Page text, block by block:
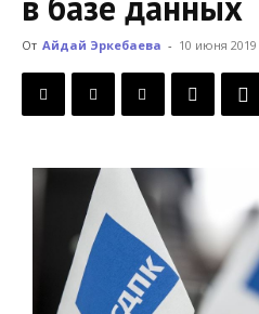
Новости
Кыргызстана
От Айдай Эркебаева - 10 июня 2019